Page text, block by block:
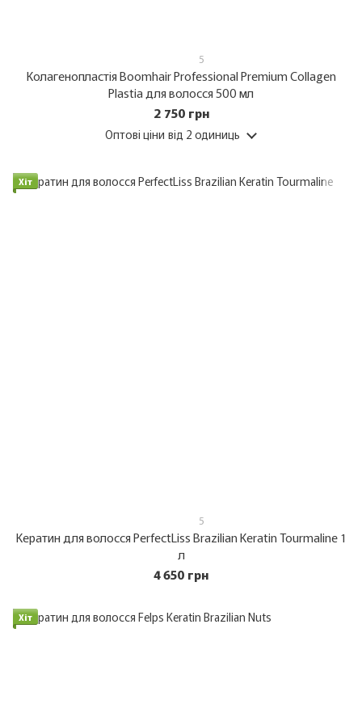
5
Колагенопластія Boomhair Professional Premium Collagen
Plastia для волосся 500 мл
2 750 грн
Оптові ціни від 2 одиниць
Хіт
5
Кератин для волосся PerfectLiss Brazilian Keratin Tourmaline 1
л
4 650 грн
Хіт